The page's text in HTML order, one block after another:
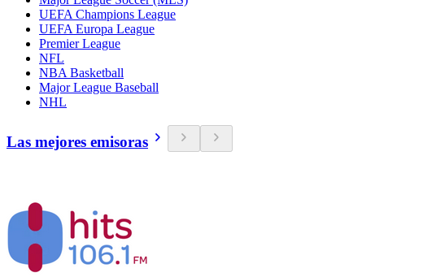
UEFA Champions League
UEFA Europa League
Premier League
NFL
NBA Basketball
Major League Baseball
NHL
Las mejores emisoras